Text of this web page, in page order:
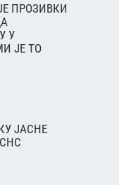
ПРОЗИВКИ
У
ЈЕ ТО
ЈАСНЕ